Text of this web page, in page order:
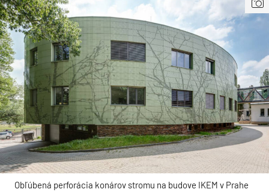
Obľúbená perforácia konárov stromu na budove IKEM v Prahe